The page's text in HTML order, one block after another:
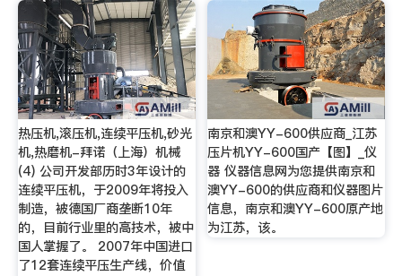
热压机,滚压机,连续平压机,砂光
机,热磨机-拜诺（上海）机械
(4) 公司开发部历时3年设计的
连续平压机，于2009年将投入
制造，被德国厂商垄断10年
的，目前行业里的高技术，被中
国人掌握了。 2007年中国进口
了12套连续平压生产线，价值
南京和澳YY-600供应商_江苏
压片机YY-600国产【图】_仪
器 仪器信息网为您提供南京和
澳YY-600的供应商和仪器图片
信息，南京和澳YY-600原产地
为江苏，该。